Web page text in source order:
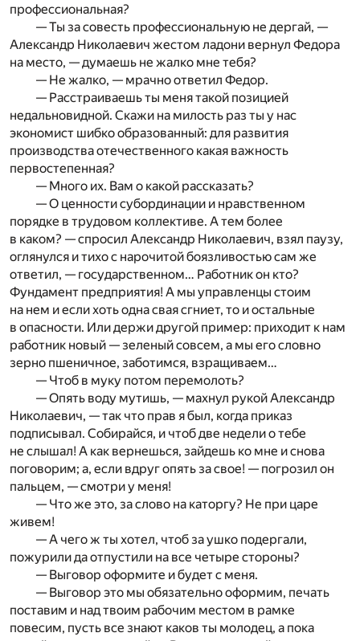
профессиональная?
— Ты за совесть профессиональную не дергай, —
Александр Николаевич жестом ладони вернул Федора
на место, — думаешь не жалко мне тебя?
— Не жалко, — мрачно ответил Федор.
— Расстраиваешь ты меня такой позицией
недальновидной. Скажи на милость раз ты у нас
экономист шибко образованный: для развития
производства отечественного какая важность
первостепенная?
— Много их. Вам о какой рассказать?
— О ценности субординации и нравственном
порядке в трудовом коллективе. А тем более
в каком? — спросил Александр Николаевич, взял паузу,
оглянулся и тихо с нарочитой боязливостью сам же
ответил, — государственном… Работник он кто?
Фундамент предприятия! А мы управленцы стоим
на нем и если хоть одна свая сгниет, то и остальные
в опасности. Или держи другой пример: приходит к нам
работник новый — зеленый совсем, а мы его словно
зерно пшеничное, заботимся, взращиваем…
— Чтоб в муку потом перемолоть?
— Опять воду мутишь, — махнул рукой Александр
Николаевич, — так что прав я был, когда приказ
подписывал. Собирайся, и чтоб две недели о тебе
не слышал! А как вернешься, зайдешь ко мне и снова
поговорим; а, если вдруг опять за свое! — погрозил он
пальцем, — смотри у меня!
— Что же это, за слово на каторгу? Не при царе
живем!
— А чего ж ты хотел, чтоб за ушко подергали,
пожурили да отпустили на все четыре стороны?
— Выговор оформите и будет с меня.
— Выговор это мы обязательно оформим, печать
поставим и над твоим рабочим местом в рамке
повесим, пусть все знают каков ты молодец, а пока